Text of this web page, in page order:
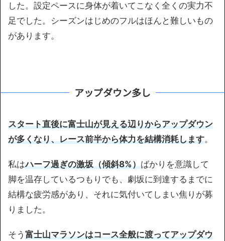
した。設定ペースに身体が着いてこなく全くの実力不
足でした。シーズンはじめのフルはほんと難しいもの
があります。
アップダウン多し
スタート直後に富士山が見える辺りからアップダウン
が多くなり、レース前半から体力を結構消耗します。
私はハーフ過ぎの激坂（傾斜8%）ばかりを意識して
脚を温存しているつもりでも、劇坂に到達するまでに
結構な疲労感があり、それに気付いてしまい焦りが募
りました。
そう 富士山マラソンはコース全般に渡ってアップダウ